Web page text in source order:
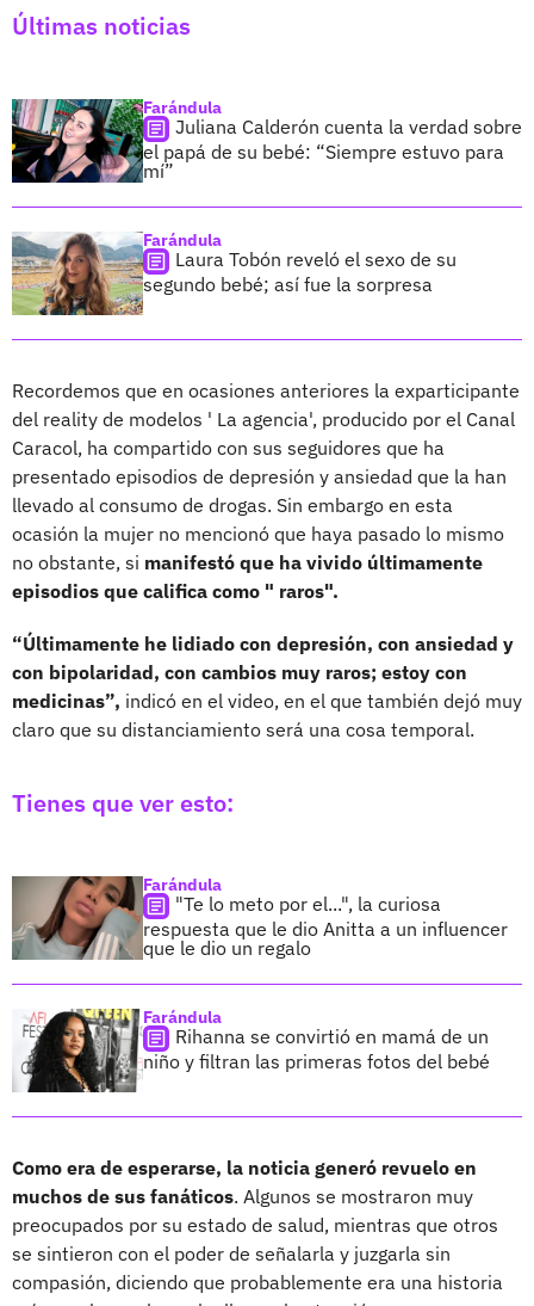
Últimas noticias
Farándula
Juliana Calderón cuenta la verdad sobre
el papá de su bebé: “Siempre estuvo para
mí”
Farándula
Laura Tobón reveló el sexo de su
segundo bebé; así fue la sorpresa
Recordemos que en ocasiones anteriores la exparticipante
del reality de modelos ' La agencia', producido por el Canal
Caracol, ha compartido con sus seguidores que ha
presentado episodios de depresión y ansiedad que la han
llevado al consumo de drogas. Sin embargo en esta
ocasión la mujer no mencionó que haya pasado lo mismo
no obstante, si manifestó que ha vivido últimamente
episodios que califica como " raros".
“Últimamente he lidiado con depresión, con ansiedad y
con bipolaridad, con cambios muy raros; estoy con
medicinas”, indicó en el video, en el que también dejó muy
claro que su distanciamiento será una cosa temporal.
Tienes que ver esto:
Farándula
"Te lo meto por el...", la curiosa
respuesta que le dio Anitta a un influencer
que le dio un regalo
Farándula
Rihanna se convirtió en mamá de un
niño y filtran las primeras fotos del bebé
Como era de esperarse, la noticia generó revuelo en
muchos de sus fanáticos. Algunos se mostraron muy
preocupados por su estado de salud, mientras que otros
se sintieron con el poder de señalarla y juzgarla sin
compasión, diciendo que probablemente era una historia